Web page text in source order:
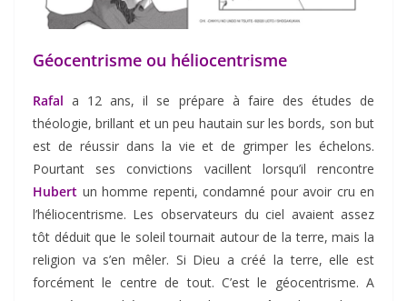
Géocentrisme ou héliocentrisme
Rafal a 12 ans, il se prépare à faire des études de
théologie, brillant et un peu hautain sur les bords, son but
est de réussir dans la vie et de grimper les échelons.
Pourtant ses convictions vacillent lorsqu’il rencontre
Hubert un homme repenti, condamné pour avoir cru en
l’héliocentrisme. Les observateurs du ciel avaient assez
tôt déduit que le soleil tournait autour de la terre, mais la
religion va s’en mêler. Si Dieu a créé la terre, elle est
forcément le centre de tout. C’est le géocentrisme. A